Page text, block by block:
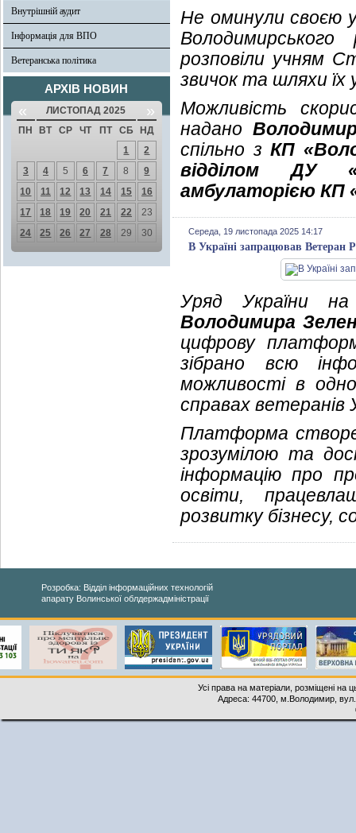
Внутрішній аудит
Інформація для ВПО
Ветеранська політика
АРХІВ НОВИН
« ЛИСТОПАД 2025 »
ПН ВТ СР ЧТ ПТ СБ
НД
1
2
3
4 5 6 7 8
9
10
11 12 13 14 15
16
17
18 19 20 21 22
23
24
25 26 27 28 29 30
Не оминули своєю
розповіли учням
звичок та шляхи їх
Можливість
надано
спільно зКП
відділом ДУ
амбулаторією КП
Середа, 19 листопада 2025 14:17
В Україні запрацював Ветеран
Уряд України
Володимира
цифрову
зібрано всю
можливості в
справах ветеранів
Платформа
зрозумілою та
інформацію про
освіти,
розвитку бізнесу,
Розробка: Відділ інформаційних технологій
апарату Волинської облдержадміністрації
Усі права на матеріали, розміщені на
Адреса: 44700, м.Володимир,